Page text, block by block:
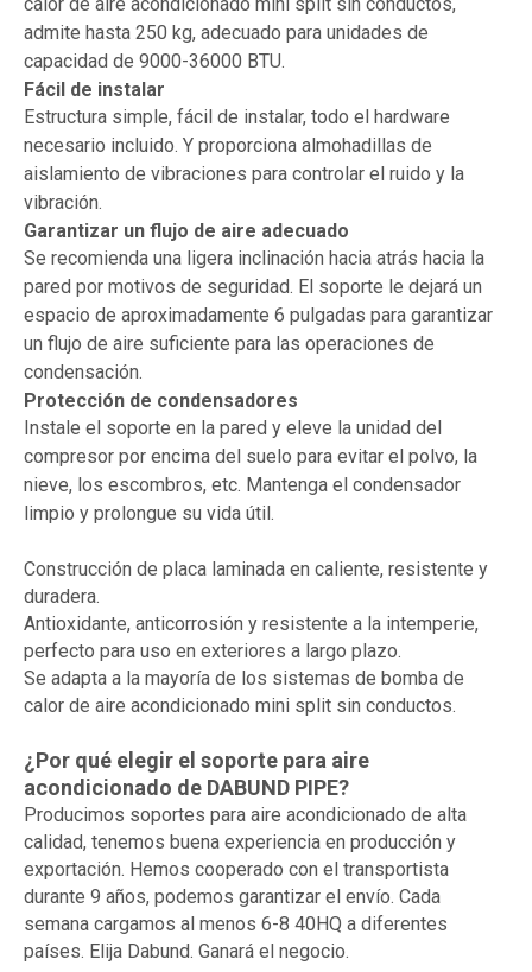
admite hasta 250 kg, adecuado para unidades de
capacidad de 9000-36000 BTU.
Fácil de instalar
Estructura simple, fácil de instalar, todo el hardware
necesario incluido. Y proporciona almohadillas de
aislamiento de vibraciones para controlar el ruido y la
vibración.
Garantizar un flujo de aire adecuado
Se recomienda una ligera inclinación hacia atrás hacia la
pared por motivos de seguridad. El soporte le dejará un
espacio de aproximadamente 6 pulgadas para garantizar
un flujo de aire suficiente para las operaciones de
condensación.
Protección de condensadores
Instale el soporte en la pared y eleve la unidad del
compresor por encima del suelo para evitar el polvo, la
nieve, los escombros, etc. Mantenga el condensador
limpio y prolongue su vida útil.
Construcción de placa laminada en caliente, resistente y
duradera.
Antioxidante, anticorrosión y resistente a la intemperie,
perfecto para uso en exteriores a largo plazo.
Se adapta a la mayoría de los sistemas de bomba de
calor de aire acondicionado mini split sin conductos.
¿Por qué elegir el soporte para aire
acondicionado de DABUND PIPE?
Producimos soportes para aire acondicionado de alta
calidad, tenemos buena experiencia en producción y
exportación. Hemos cooperado con el transportista
durante 9 años, podemos garantizar el envío. Cada
semana cargamos al menos 6-8 40HQ a diferentes
países. Elija Dabund. Ganará el negocio.